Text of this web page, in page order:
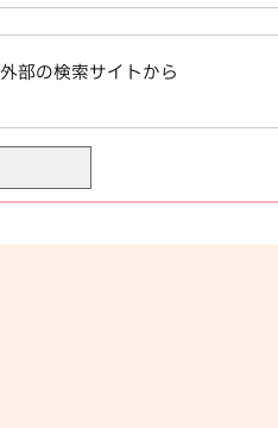
外部の検索サイトから